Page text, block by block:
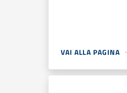
VAI ALLA PAGINA